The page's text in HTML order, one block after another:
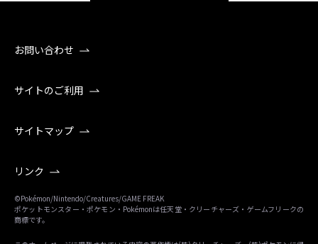
お問い合わせ
サイトのご利用
サイトマップ
リンク
©Pokémon/Nintendo/Creatures/GAME FREAK
ポケットモンスター・ポケモン・Pokémonは任天堂・クリーチャーズ・ゲームフリークの
商標です。